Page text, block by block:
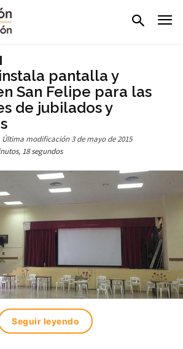
pantalla y
San Felipe para las
de jubilados y
Última modificación 3 de mayo de 2015
18 segundos
Seguir leyendo